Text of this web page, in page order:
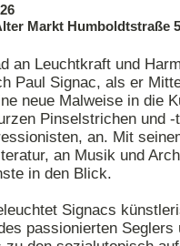
Markt Humboldtstraße
an Leuchtkraft und
Paul Signac, als er
neue Malweise in die
Pinselstrichen und
an. Mit
an Musik und
in den Blick.
Signacs
passionierten